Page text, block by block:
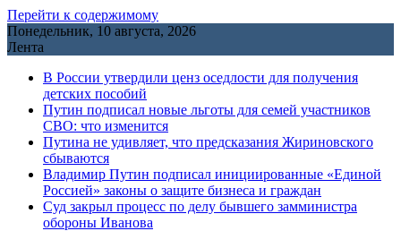
Перейти к содержимому
Понедельник, 10 августа, 2026
Лента
В России утвердили ценз оседлости для получения
детских пособий
Путин подписал новые льготы для семей участников
СВО: что изменится
Путина не удивляет, что предсказания Жириновского
сбываются
Владимир Путин подписал инициированные «Единой
Россией» законы о защите бизнеса и граждан
Cуд закрыл процесс по делу бывшего замминистра
обороны Иванова